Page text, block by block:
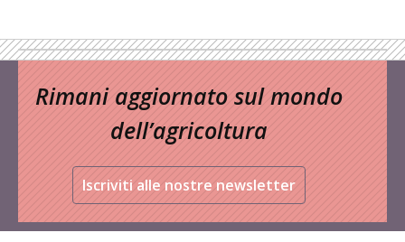
Rimani aggiornato sul mondo
dell’agricoltura
Iscriviti alle nostre newsletter